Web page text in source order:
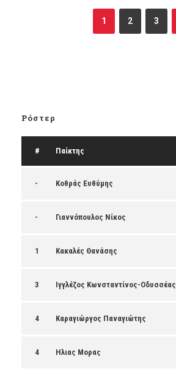
1 2 3
Ρόστερ
# Παίκτης
- Κοθράς Ευθύμης
- Γιαννόπουλος Νίκος
1 Κακαλές Θανάσης
3 Ιγγλέζος Κωνσταντίνος-Οδυσσέας
4 Καραγιώργος Παναγιώτης
4 Ηλιας Μορας